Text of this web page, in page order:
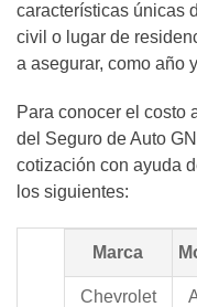
características únicas
civil o lugar de
a asegurar, como año
Para conocer el costo
del Seguro de Auto
cotización con ayuda
los siguientes:
Marca
Chevrolet